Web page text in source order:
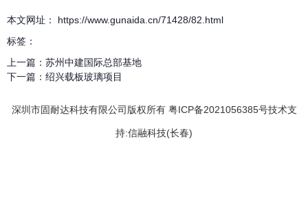
本文网址： https://www.gunaida.cn/71428/82.html
标签：
上一篇： 苏州中建国际总部基地
下一篇： 绍兴载板玻璃项目
深圳市固耐达科技有限公司版权所有 粤ICP备2021056385号技术支
持:信融科技(长春)